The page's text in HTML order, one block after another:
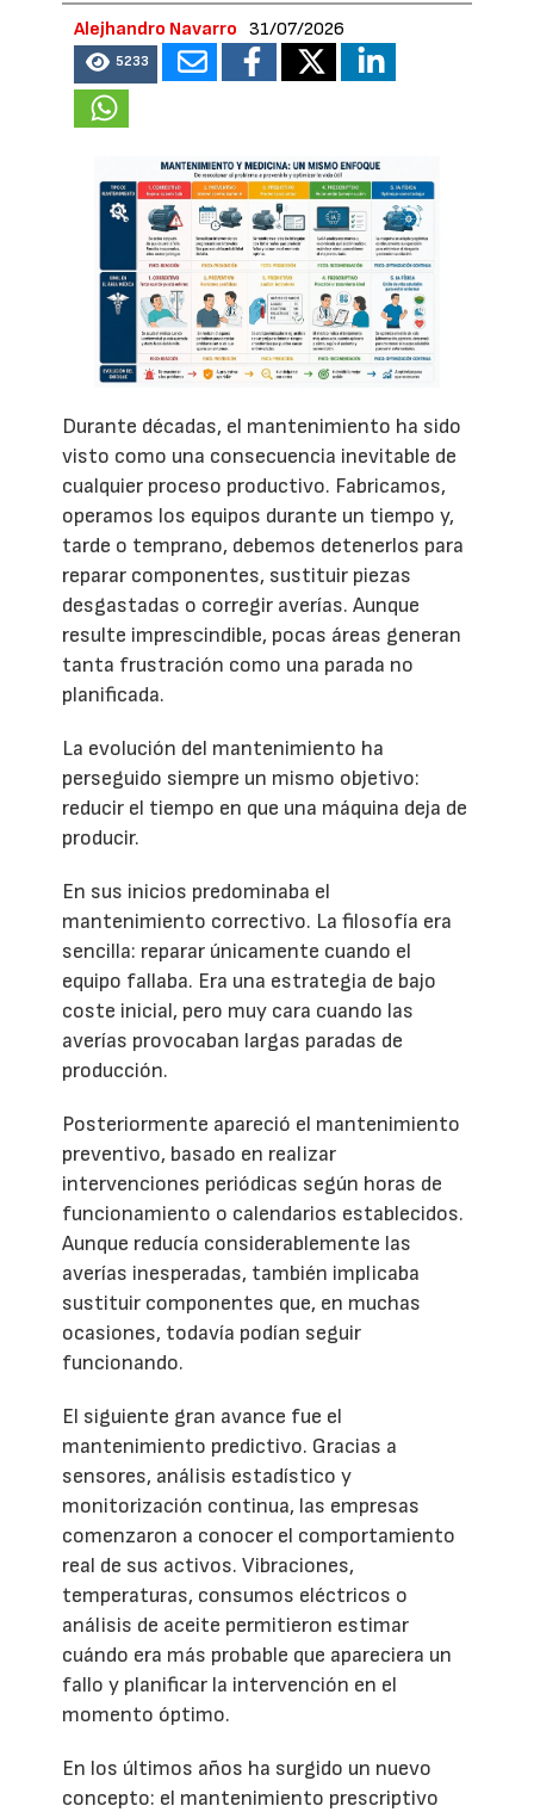
Alejhandro Navarro 31/07/2026
5233
Durante décadas, el mantenimiento ha sido
visto como una consecuencia inevitable de
cualquier proceso productivo. Fabricamos,
operamos los equipos durante un tiempo y,
tarde o temprano, debemos detenerlos para
reparar componentes, sustituir piezas
desgastadas o corregir averías. Aunque
resulte imprescindible, pocas áreas generan
tanta frustración como una parada no
planificada.
La evolución del mantenimiento ha
perseguido siempre un mismo objetivo:
reducir el tiempo en que una máquina deja de
producir.
En sus inicios predominaba el
mantenimiento correctivo. La filosofía era
sencilla: reparar únicamente cuando el
equipo fallaba. Era una estrategia de bajo
coste inicial, pero muy cara cuando las
averías provocaban largas paradas de
producción.
Posteriormente apareció el mantenimiento
preventivo, basado en realizar
intervenciones periódicas según horas de
funcionamiento o calendarios establecidos.
Aunque reducía considerablemente las
averías inesperadas, también implicaba
sustituir componentes que, en muchas
ocasiones, todavía podían seguir
funcionando.
El siguiente gran avance fue el
mantenimiento predictivo. Gracias a
sensores, análisis estadístico y
monitorización continua, las empresas
comenzaron a conocer el comportamiento
real de sus activos. Vibraciones,
temperaturas, consumos eléctricos o
análisis de aceite permitieron estimar
cuándo era más probable que apareciera un
fallo y planificar la intervención en el
momento óptimo.
En los últimos años ha surgido un nuevo
concepto: el mantenimiento prescriptivo